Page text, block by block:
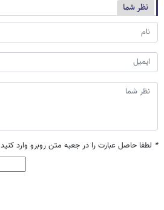
نظر شما
* لطفا حاصل عبارت را در جعبه متن روبرو وارد کنید